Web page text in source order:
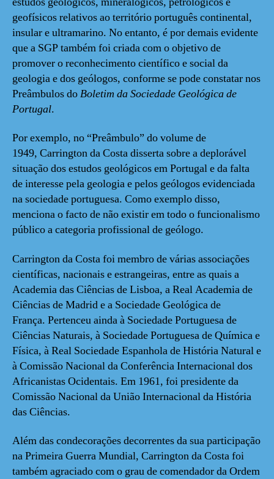
geofísicos relativos ao território português continental,
insular e ultramarino. No entanto, é por demais evidente
que a SGP também foi criada com o objetivo de
promover o reconhecimento científico e social da
geologia e dos geólogos, conforme se pode constatar nos
Preâmbulos doBoletim da Sociedade Geológica de
Portugal.
Por exemplo, no “Preâmbulo” do volume de
1949, Carrington da Costa disserta sobre a deplorável
situação dos estudos geológicos em Portugal e da falta
de interesse pela geologia e pelos geólogos evidenciada
na sociedade portuguesa. Como exemplo disso,
menciona o facto de não existir em todo o funcionalismo
público a categoria profissional de geólogo.
Carrington da Costa foi membro de várias associações
científicas, nacionais e estrangeiras, entre as quais a
Academia das Ciências de Lisboa, a Real Academia de
Ciências de Madrid e a Sociedade Geológica de
França. Pertenceu ainda à Sociedade Portuguesa de
Ciências Naturais, à Sociedade Portuguesa de Química e
Física, à Real Sociedade Espanhola de História Natural e
à Comissão Nacional da Conferência Internacional dos
Africanistas Ocidentais. Em 1961, foi presidente da
Comissão Nacional da União Internacional da História
das Ciências.
Além das condecorações decorrentes da sua participação
na Primeira Guerra Mundial, Carrington da Costa foi
também agraciado com o grau de comendador da Ordem